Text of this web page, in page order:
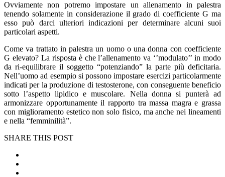
Ovviamente non potremo impostare un allenamento in palestra
tenendo solamente in considerazione il grado di coefficiente G ma
esso può darci ulteriori indicazioni per determinare alcuni suoi
particolari aspetti.
Come va trattato in palestra un uomo o una donna con coefficiente
G elevato? La risposta è che l’allenamento va ‘’modulato’’ in modo
da ri-equilibrare il soggetto “potenziando” la parte più deficitaria.
Nell’uomo ad esempio si possono impostare esercizi particolarmente
indicati per la produzione di testosterone, con conseguente beneficio
sotto l’aspetto lipidico e muscolare. Nella donna si punterà ad
armonizzare opportunamente il rapporto tra massa magra e grassa
con miglioramento estetico non solo fisico, ma anche nei lineamenti
e nella “femminilità”.
SHARE THIS POST